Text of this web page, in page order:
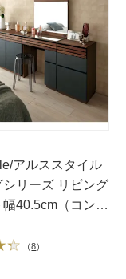
アルススタイル
シリーズ リビング
40.5cm（コンパ
オフィス サイド
）
（8）